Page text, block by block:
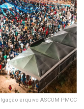
arquivo ASCOM PMCC